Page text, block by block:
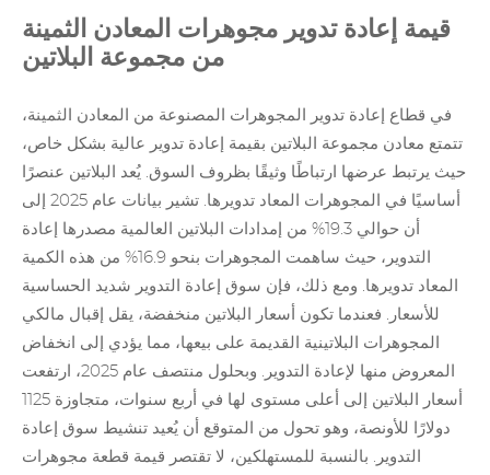
قيمة إعادة تدوير مجوهرات المعادن الثمينة
من مجموعة البلاتين
في قطاع إعادة تدوير المجوهرات المصنوعة من المعادن الثمينة،
تتمتع معادن مجموعة البلاتين بقيمة إعادة تدوير عالية بشكل خاص،
حيث يرتبط عرضها ارتباطًا وثيقًا بظروف السوق. يُعد البلاتين عنصرًا
أساسيًا في المجوهرات المعاد تدويرها. تشير بيانات عام 2025 إلى
أن حوالي 19.3% من إمدادات البلاتين العالمية مصدرها إعادة
التدوير، حيث ساهمت المجوهرات بنحو 16.9% من هذه الكمية
المعاد تدويرها. ومع ذلك، فإن سوق إعادة التدوير شديد الحساسية
للأسعار. فعندما تكون أسعار البلاتين منخفضة، يقل إقبال مالكي
المجوهرات البلاتينية القديمة على بيعها، مما يؤدي إلى انخفاض
المعروض منها لإعادة التدوير. وبحلول منتصف عام 2025، ارتفعت
أسعار البلاتين إلى أعلى مستوى لها في أربع سنوات، متجاوزة 1125
دولارًا للأونصة، وهو تحول من المتوقع أن يُعيد تنشيط سوق إعادة
التدوير. بالنسبة للمستهلكين، لا تقتصر قيمة قطعة مجوهرات